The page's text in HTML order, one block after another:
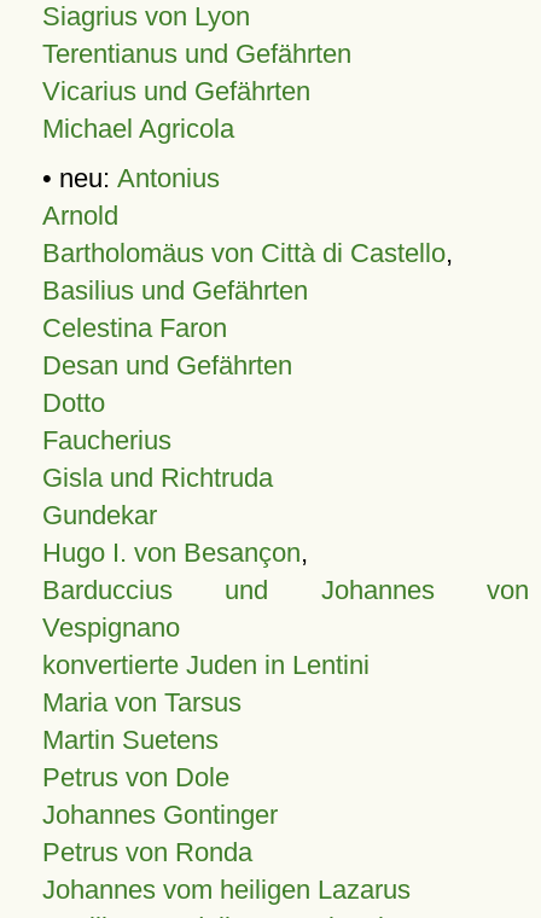
Siagrius von Lyon
Terentianus und Gefährten
Vicarius und Gefährten
Michael Agricola
• neu: Antonius
Arnold
Bartholomäus von Città di Castello,
Basilius und Gefährten
Celestina Faron
Desan und Gefährten
Dotto
Faucherius
Gisla und Richtruda
Gundekar
Hugo I. von Besançon,
Barduccius und Johannes von
Vespignano
konvertierte Juden in Lentini
Maria von Tarsus
Martin Suetens
Petrus von Dole
Johannes Gontinger
Petrus von Ronda
Johannes vom heiligen Lazarus